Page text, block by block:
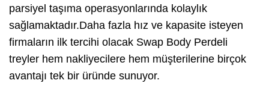
parsiyel taşıma operasyonlarında kolaylık
sağlamaktadır.Daha fazla hız ve kapasite isteyen
firmaların ilk tercihi olacak Swap Body Perdeli
treyler hem nakliyecilere hem müşterilerine birçok
avantajı tek bir üründe sunuyor.